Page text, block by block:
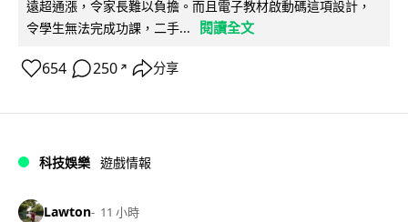
遠超通漲，令家長難以負擔。而且電子教材啟動碼這項設計，
令學生無法完成功課，二手...
閱讀全文
654 250 ↗ 分享
科技娛樂 遊戲情報
Lawton 11 小時